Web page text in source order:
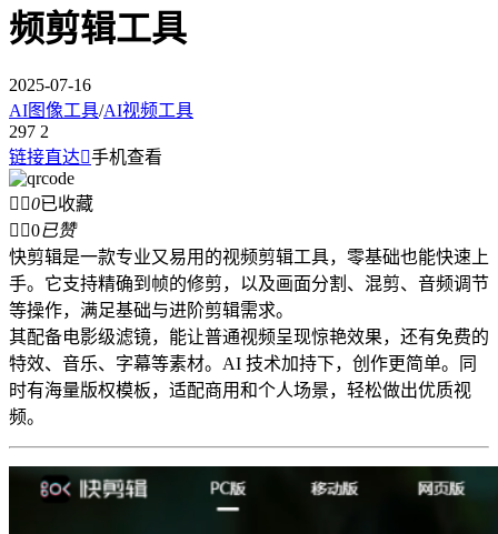
频剪辑工具
2025-07-16
AI图像工具/AI视频工具
297 2
链接直达手机查看
 0已收藏
 0已赞
快剪辑是一款专业又易用的视频剪辑工具，零基础也能快速上
手。它支持精确到帧的修剪，以及画面分割、混剪、音频调节
等操作，满足基础与进阶剪辑需求。
其配备电影级滤镜，能让普通视频呈现惊艳效果，还有免费的
特效、音乐、字幕等素材。AI 技术加持下，创作更简单。同
时有海量版权模板，适配商用和个人场景，轻松做出优质视
频。